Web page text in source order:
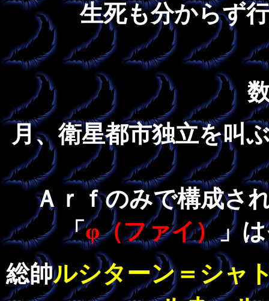
生死も分からず
月、衛星都市独立を叫
Ａｒｆのみで構成さ
「φ（ファイ）」
総帥ルシターン＝シャ